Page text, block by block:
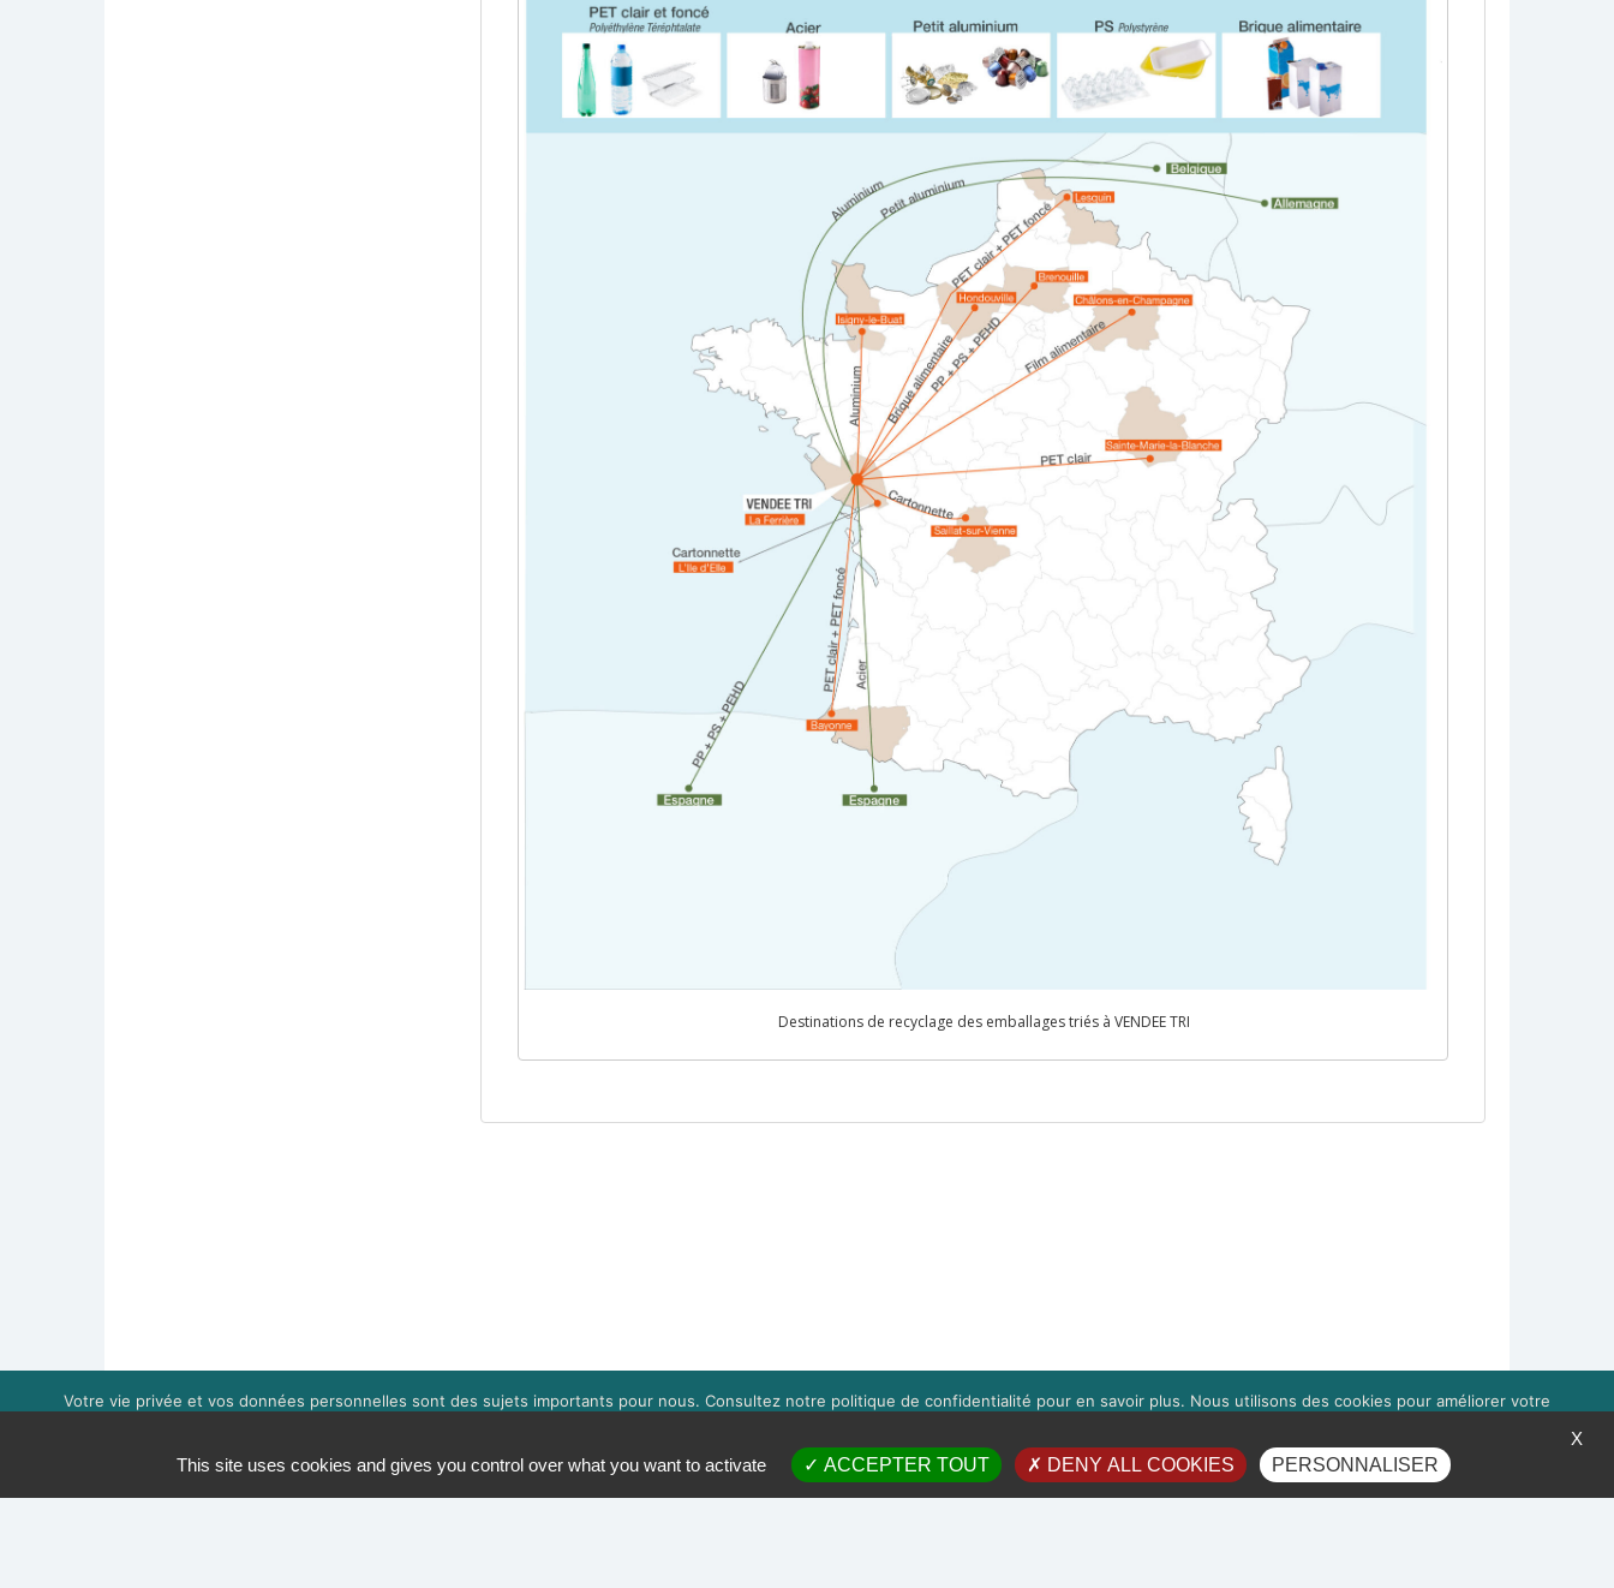
Destinations de recyclage des emballages triés à VENDEE TRI
Votre vie privée et vos données personnelles sont des sujets importants pour nous. Consultez notre politique de confidentialité pour en savoir plus. Nous utilisons des cookies pour améliorer votre
OK EN SAVOIR PLUS
X
This site uses cookies and gives you control over what you want to activate
ACCEPTER TOUT DENY ALL COOKIES PERSONNALISER